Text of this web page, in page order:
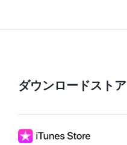
ダウンロードストア